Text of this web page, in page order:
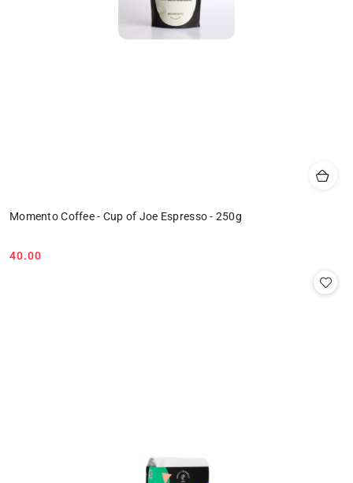
Momento Coffee - Cup of Joe Espresso - 250g
Cena:
40.00